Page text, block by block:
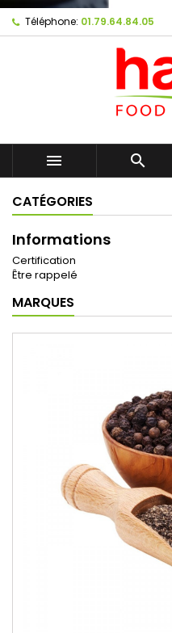
Téléphone: 01.79.64.84.05
 
CATÉGORIES
Informations
Certification
Être rappelé
MARQUES